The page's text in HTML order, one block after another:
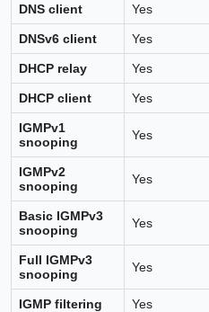
DNS client Yes
DNSv6 client Yes
DHCP relay Yes
DHCP client Yes
IGMPv1
snooping
Yes
IGMPv2
snooping
Yes
Basic IGMPv3
snooping
Yes
Full IGMPv3
snooping
Yes
IGMP filtering Yes